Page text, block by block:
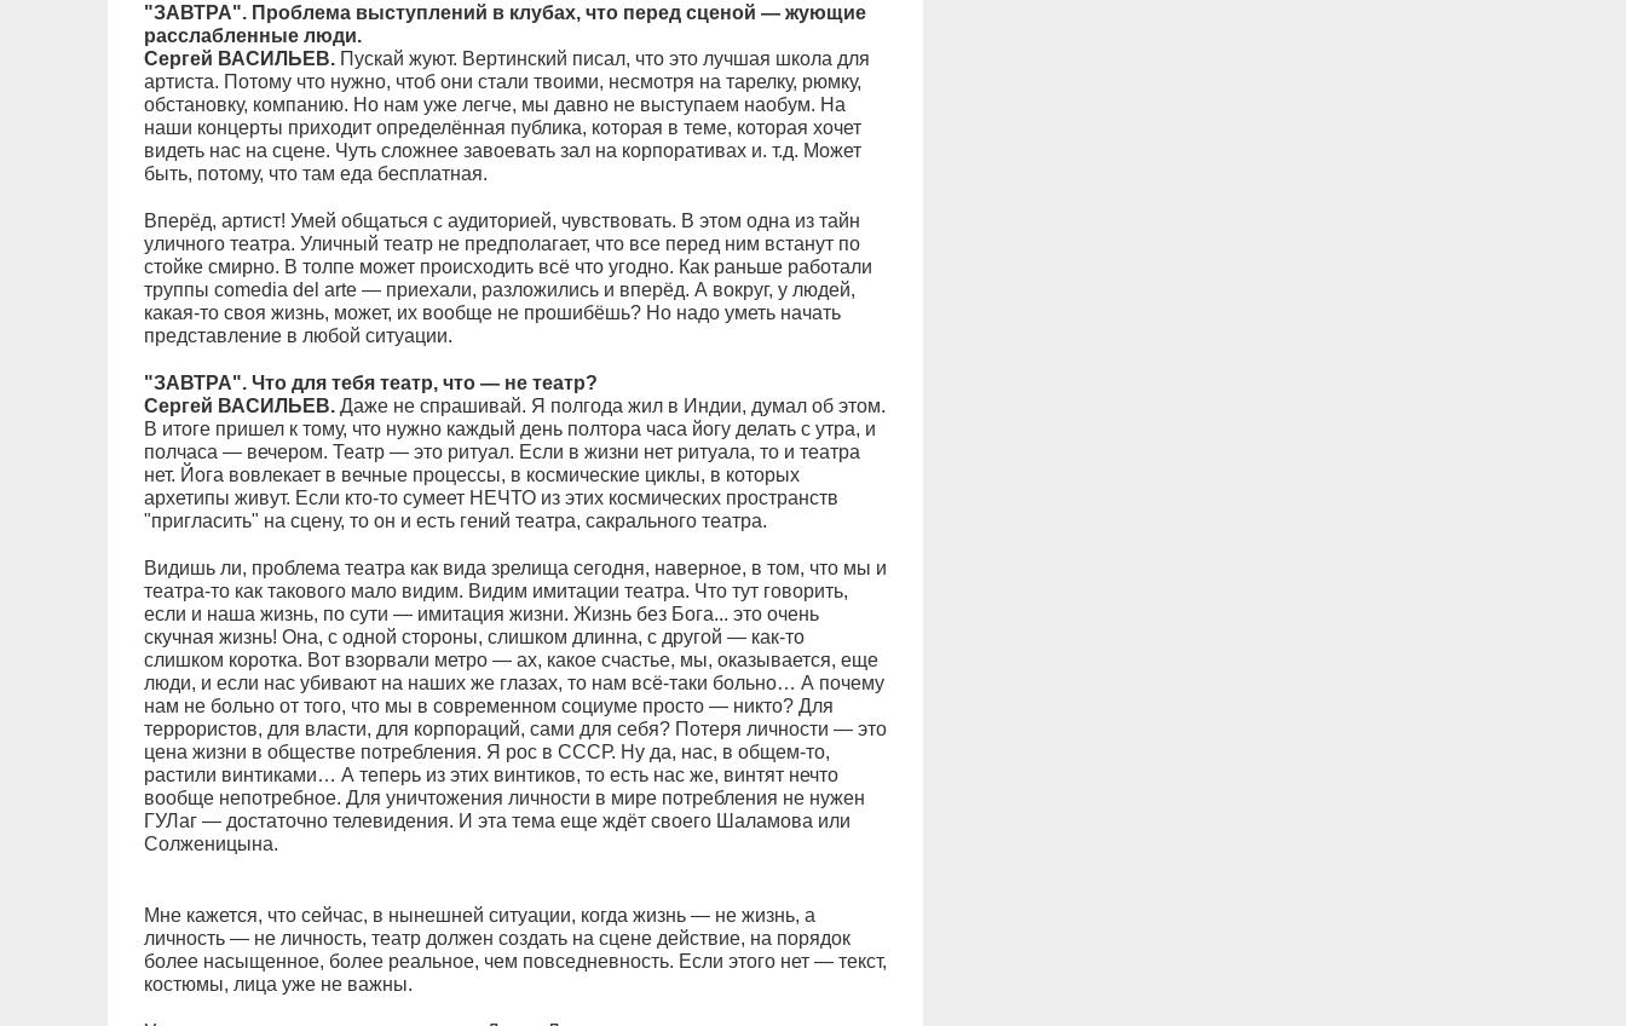
"ЗАВТРА". Проблема выступлений в клубах, что перед сценой — жующие
расслабленные люди.
Сергей ВАСИЛЬЕВ. Пускай жуют. Вертинский писал, что это лучшая школа для
артиста. Потому что нужно, чтоб они стали твоими, несмотря на тарелку, рюмку,
обстановку, компанию. Но нам уже легче, мы давно не выступаем наобум. На
наши концерты приходит определённая публика, которая в теме, которая хочет
видеть нас на сцене. Чуть сложнее завоевать зал на корпоративах и. т.д. Может
быть, потому, что там еда бесплатная.
Вперёд, артист! Умей общаться с аудиторией, чувствовать. В этом одна из тайн
уличного театра. Уличный театр не предполагает, что все перед ним встанут по
стойке смирно. В толпе может происходить всё что угодно. Как раньше работали
труппы comedia del arte — приехали, разложились и вперёд. А вокруг, у людей,
какая-то своя жизнь, может, их вообще не прошибёшь? Но надо уметь начать
представление в любой ситуации.
"ЗАВТРА". Что для тебя театр, что — не театр?
Сергей ВАСИЛЬЕВ. Даже не спрашивай. Я полгода жил в Индии, думал об этом.
В итоге пришел к тому, что нужно каждый день полтора часа йогу делать с утра, и
полчаса — вечером. Театр — это ритуал. Если в жизни нет ритуала, то и театра
нет. Йога вовлекает в вечные процессы, в космические циклы, в которых
архетипы живут. Если кто-то сумеет НЕЧТО из этих космических пространств
"пригласить" на сцену, то он и есть гений театра, сакрального театра.
Видишь ли, проблема театра как вида зрелища сегодня, наверное, в том, что мы и
театра-то как такового мало видим. Видим имитации театра. Что тут говорить,
если и наша жизнь, по сути — имитация жизни. Жизнь без Бога... это очень
скучная жизнь! Она, с одной стороны, слишком длинна, с другой — как-то
слишком коротка. Вот взорвали метро — ах, какое счастье, мы, оказывается, еще
люди, и если нас убивают на наших же глазах, то нам всё-таки больно… А почему
нам не больно от того, что мы в современном социуме просто — никто? Для
террористов, для власти, для корпораций, сами для себя? Потеря личности — это
цена жизни в обществе потребления. Я рос в СССР. Ну да, нас, в общем-то,
растили винтиками… А теперь из этих винтиков, то есть нас же, винтят нечто
вообще непотребное. Для уничтожения личности в мире потребления не нужен
ГУЛаг — достаточно телевидения. И эта тема еще ждёт своего Шаламова или
Солженицына.
Мне кажется, что сейчас, в нынешней ситуации, когда жизнь — не жизнь, а
личность — не личность, театр должен создать на сцене действие, на порядок
более насыщенное, более реальное, чем повседневность. Если этого нет — текст,
костюмы, лица уже не важны.